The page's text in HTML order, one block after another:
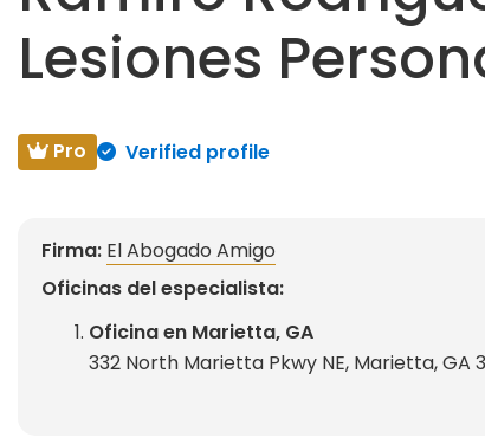
Lesiones
Pro Verified profile
Firma: El Abogado Amigo
Oficinas del especialista:
Oficina en Marietta, GA
332 North Marietta Pkwy NE, Marietta, GA